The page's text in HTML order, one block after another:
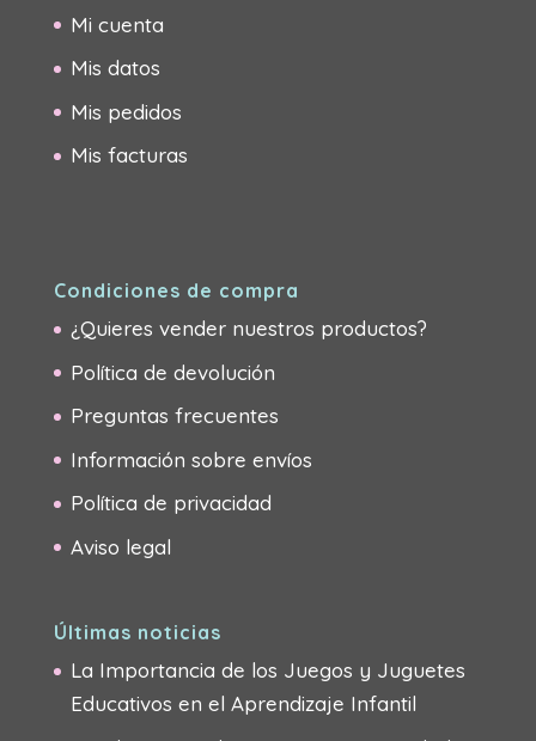
Mi cuenta
Mis datos
Mis pedidos
Mis facturas
Condiciones de compra
¿Quieres vender nuestros productos?
Política de devolución
Preguntas frecuentes
Información sobre envíos
Política de privacidad
Aviso legal
Últimas noticias
La Importancia de los Juegos y Juguetes
Educativos en el Aprendizaje Infantil